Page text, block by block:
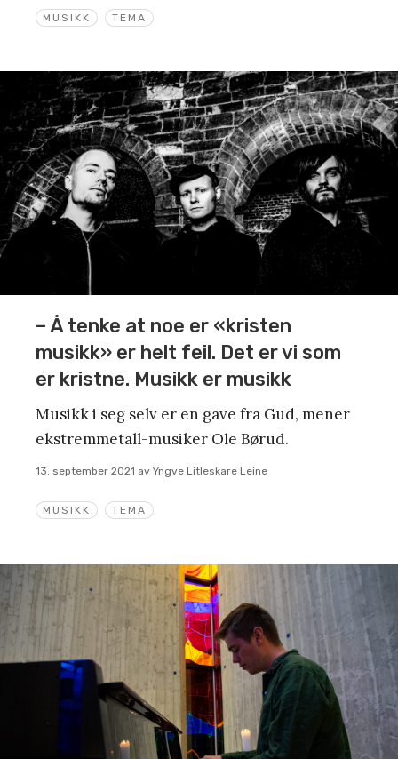
MUSIKK TEMA
MUSIKK TEMA
– Å tenke at noe er «kristen
musikk» er helt feil. Det er vi som
er kristne. Musikk er musikk
Musikk i seg selv er en gave fra Gud, mener
ekstremmetall-musiker Ole Børud.
13. september 2021 av Yngve Litleskare Leine